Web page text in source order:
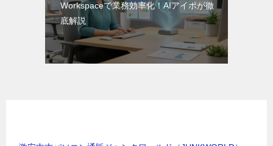
Workspaceで業務効率化！AIアイポが徹
底解説